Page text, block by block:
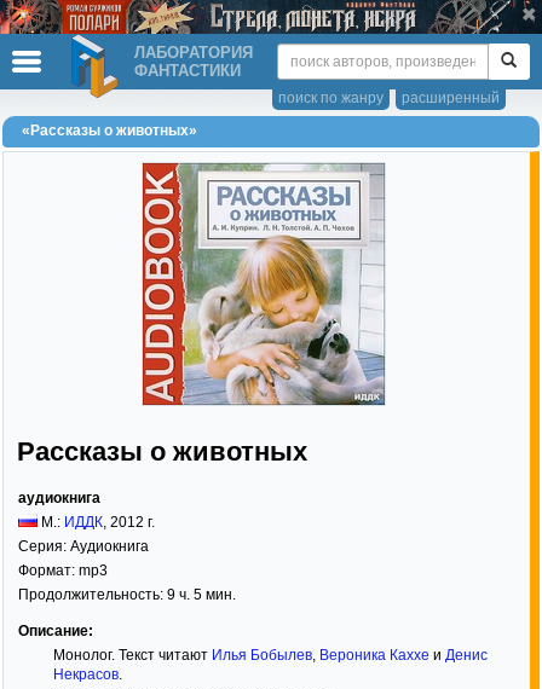
ЛАБОРАТОРИЯ
ФАНТАСТИКИ
расширенный
поиск по жанру
«Рассказы о животных»
Рассказы о животных
аудиокнига
М.: ИДДК, 2012 г.
Серия: Аудиокнига
Формат: mp3
Продолжительность: 9 ч. 5 мин.
Описание:
Монолог. Текст читают Илья Бобылев, Вероника Каххе и Денис
Некрасов.